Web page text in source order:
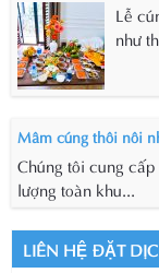
Lễ
như
Mâm cúng thôi nôi
Chúng tôi cung
lượng toàn khu...
LIÊN HỆ ĐẶT